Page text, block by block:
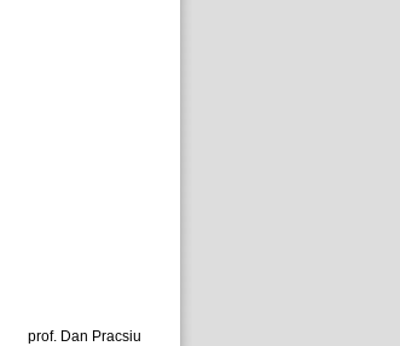
prof. Dan Pracsiu